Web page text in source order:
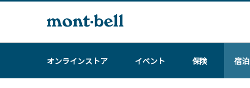
オンラインストア イベント 保険 宿泊